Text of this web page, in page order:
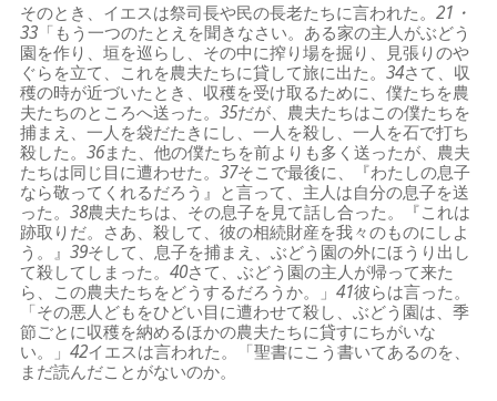
そのとき、イエスは祭司長や民の長老たちに言われた。21・
33 「もう一つのたとえを聞きなさい。ある家の主人がぶどう
園を作り、垣を巡らし、その中に搾り場を掘り、見張りのや
ぐらを立て、これを農夫たちに貸して旅に出た。34さて、収
穫の時が近づいたとき、収穫を受け取るために、僕たちを農
夫たちのところへ送った。35だが、農夫たちはこの僕たちを
捕まえ、一人を袋だたきにし、一人を殺し、一人を石で打ち
殺した。36また、他の僕たちを前よりも多く送ったが、農夫
たちは同じ目に遭わせた。37そこで最後に、『わたしの息子
なら敬ってくれるだろう』と言って、主人は自分の息子を送
った。38農夫たちは、その息子を見て話し合った。『これは
跡取りだ。さあ、殺して、彼の相続財産を我々のものにしよ
う。』39そして、息子を捕まえ、ぶどう園の外にほうり出し
て殺してしまった。40さて、ぶどう園の主人が帰って来た
ら、この農夫たちをどうするだろうか。」41彼らは言った。
「その悪人どもをひどい目に遭わせて殺し、ぶどう園は、季
節ごとに収穫を納めるほかの農夫たちに貸すにちがいな
い。」42イエスは言われた。「聖書にこう書いてあるのを、
まだ読んだことがないのか。